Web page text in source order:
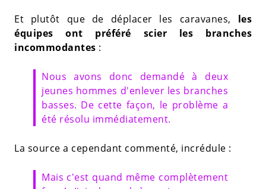
Et plutôt que de déplacer les caravanes, les
équipes ont préféré scier les branches
incommodantes :
Nous avons donc demandé à deux
jeunes hommes d'enlever les branches
basses. De cette façon, le problème a
été résolu immédiatement.
La source a cependant commenté, incrédule :
Mais c'est quand même complètement